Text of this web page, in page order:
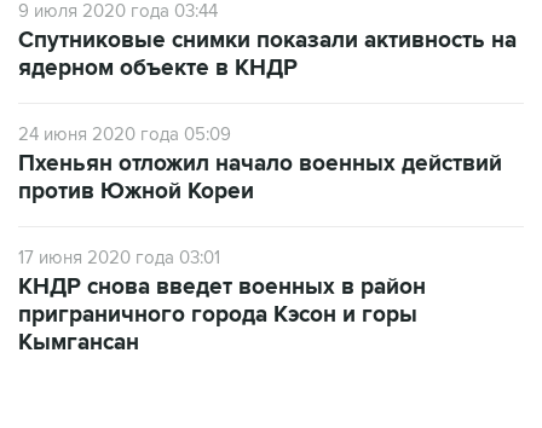
9 июля 2020 года 03:44
Спутниковые снимки показали активность на
ядерном объекте в КНДР
24 июня 2020 года 05:09
Пхеньян отложил начало военных действий
против Южной Кореи
17 июня 2020 года 03:01
КНДР снова введет военных в район
приграничного города Кэсон и горы
Кымгансан